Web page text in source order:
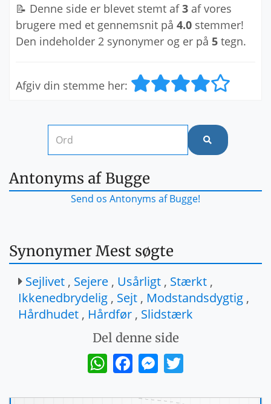
📝 Denne side er blevet stemt af3 af vores
brugere med et gennemsnit på 4.0 stemmer!
Den indeholder 2 synonymer og er på 5 tegn.
Afgiv din stemme her:
Antonyms af Bugge
Send os Antonyms af Bugge!
Synonymer Mest søgte
Sejlivet , Sejere , Usårligt , Stærkt ,
Ikkenedbrydelig , Sejt , Modstandsdygtig ,
Hårdhudet , Hårdfør , Slidstærk
Del denne side
WhatsAppFacebookMessenger